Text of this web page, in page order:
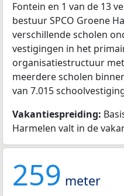
Fontein en 1 van de 13
bestuur SPCO Groene
verschillende scholen
vestigingen in het
organisatiestructuur
meerdere scholen
van 7.015
Vakantiespreiding:
Harmelen valt in de
259 meter